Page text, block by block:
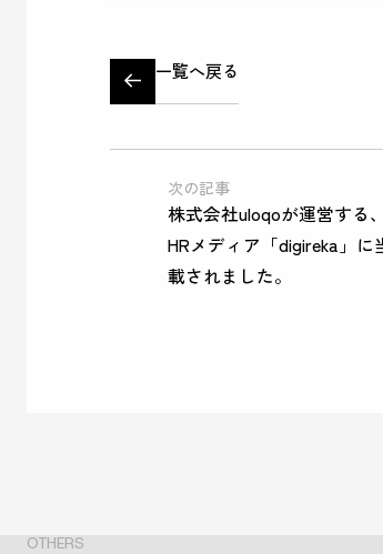
一覧へ戻る
次の記事
株式会社uloqoが運営する
HRメディア「digireka」
載されました。
OTHERS